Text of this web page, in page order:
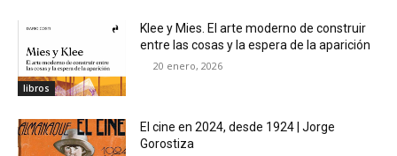
libros
Klee y Mies. El arte moderno de construir
entre las cosas y la espera de la aparición
20 enero, 2026
El cine en 2024, desde 1924 | Jorge
Gorostiza